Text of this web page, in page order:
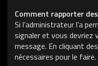
Comment rapporter
Si l’administrateur l’a
signaler et vous devriez
message. En cliquant
nécessaires pour le faire.